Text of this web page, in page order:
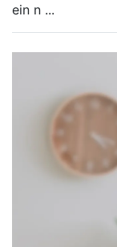
ein n ...